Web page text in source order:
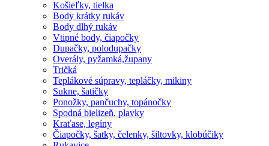
Košieľky, tielka
Body krátky rukáv
Body dlhý rukáv
Vtipné body, čiapočky
Dupačky, polodupačky
Overály, pyžamká,župany
Tričká
Teplákové súpravy, tepláčky, mikiny
Sukne, šatičky
Ponožky, pančuchy, topánočky
Spodná bielizeň, plavky
Kraťase, legíny
Čiapočky, šatky, čelenky, šiltovky, klobúčiky